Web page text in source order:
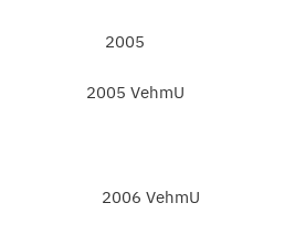
2005
2005 VehmU
2006 VehmU